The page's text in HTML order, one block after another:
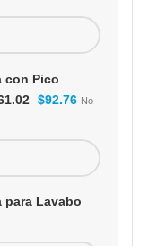
con Pico
$92.76 No
para Lavabo